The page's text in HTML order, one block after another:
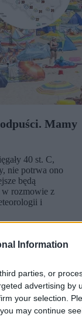
Information
parties, or
advertising by
your selection.
may continue
Mamy
40 st. C,
nie potrwa ono
będą
w rozmowie z
i